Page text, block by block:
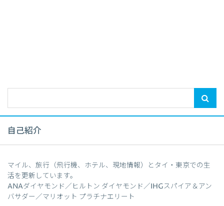
自己紹介
マイル、旅行（飛行機、ホテル、現地情報）とタイ・東京での生
活を更新しています。
ANAダイヤモンド／ヒルトン ダイヤモンド／IHGスパイア＆アン
バサダー／マリオット プラチナエリート